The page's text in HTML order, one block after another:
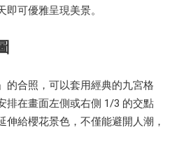
可優雅呈現美景。
的合照，可以套用經典的九宮格
排在畫面左側或右側 1/3 的交點
伸給櫻花景色，不僅能避開人潮，